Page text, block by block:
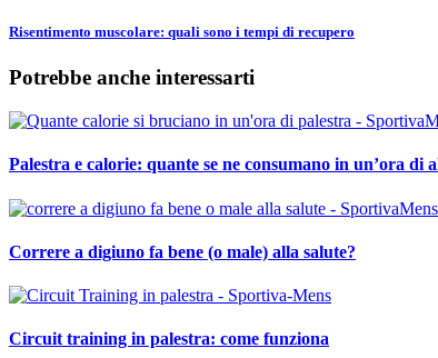
Risentimento muscolare: quali sono i tempi di recupero
Potrebbe anche interessarti
Palestra e calorie: quante se ne consumano in un’ora di
Correre a digiuno fa bene (o male) alla salute?
Circuit training in palestra: come funziona